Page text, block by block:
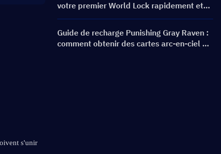
s'unir
votre premier World Lock rapidement et
en toute sécurité
Guide de recharge Punishing Gray Raven :
comment obtenir des cartes arc-en-ciel au